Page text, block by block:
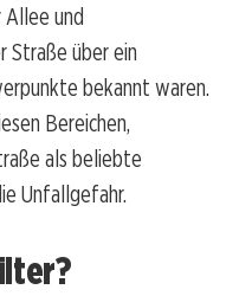
und
Straße über ein
bekannt waren.
Bereichen,
als beliebte
Unfallgefahr.